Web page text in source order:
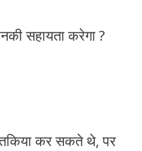
सहायता करेगा ?
कर सकते थे, पर